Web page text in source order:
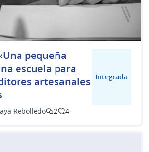
pequeña
escuela para
artesanales
Integrada
Rebolledo 2 4